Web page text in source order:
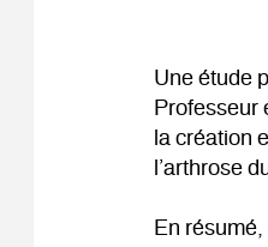
Une étude
Professeur
la création
l’arthrose
En